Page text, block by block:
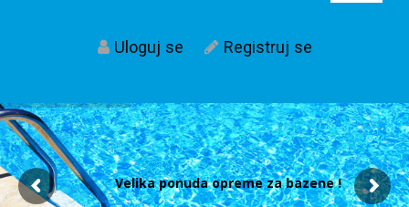
Uloguj se Registruj se
Velika ponuda opreme za bazene !